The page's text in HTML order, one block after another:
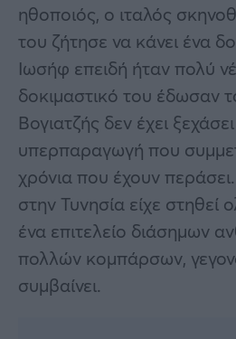
ηθοποιός, ο ιταλός
του ζήτησε να κάνει ένα
Ιωσήφ επειδή ήταν πολύ
δοκιμαστικό του έδωσαν
Βογιατζής δεν έχει
υπερπαραγωγή που
χρόνια που έχουν
στην Τυνησία είχε στηθεί
ένα επιτελείο διάσημων
πολλών κομπάρσων,
συμβαίνει.